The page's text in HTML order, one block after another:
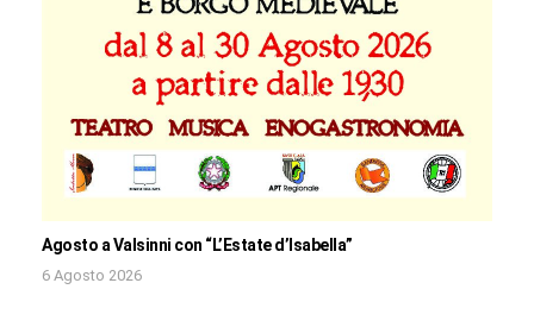
Agosto a Valsinni con “L’Estate d’Isabella”
6 Agosto 2026